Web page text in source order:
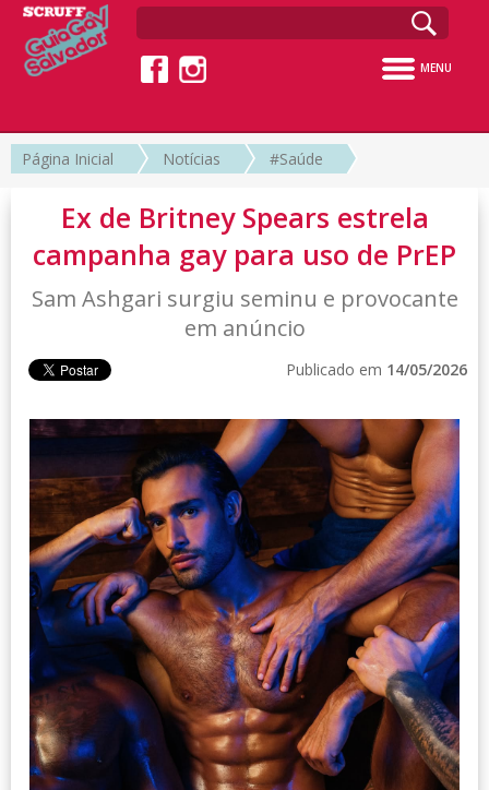
MENU
Página Inicial Notícias #Saúde
Ex de Britney Spears estrela
campanha gay para uso de PrEP
Sam Ashgari surgiu seminu e provocante
em anúncio
Publicado em 14/05/2026